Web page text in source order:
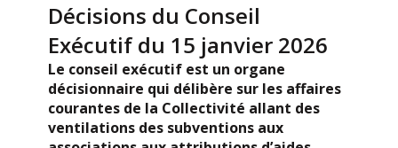
Décisions du Conseil
Exécutif du 15 janvier 2026
Le conseil exécutif est un organe
décisionnaire qui délibère sur les affaires
courantes de la Collectivité allant des
ventilations des subventions aux